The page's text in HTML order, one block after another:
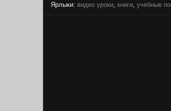
Ярлыки: видео уроки книги учебные